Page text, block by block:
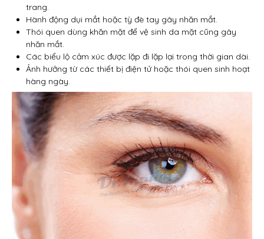
trang.
Hành động dụi mắt hoặc tỳ đè tay gây nhăn mắt.
Thói quen dùng khăn mặt để vệ sinh da mặt cũng gây
nhăn mắt.
Các biểu lộ cảm xúc được lặp đi lặp lại trong thời gian dài.
Ảnh hưởng từ các thiết bị điện tử hoặc thói quen sinh hoạt
hàng ngày.